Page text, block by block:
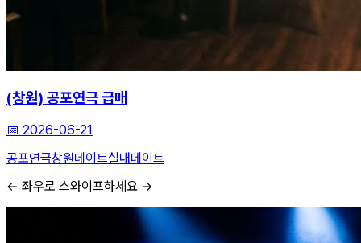
(창원) 공포연극 급매
📅 2026-06-21
공포연극창원데이트실내데이트
← 좌우로 스와이프하세요 →